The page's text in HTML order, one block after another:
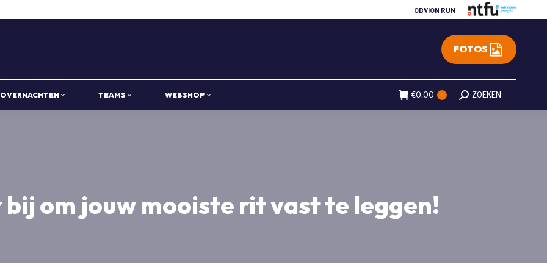
OBVION RUN
FOTOS
OVERNACHTEN TEAMS WEBSHOP €0.00 0 Search:
ZOEKEN
om jouw mooiste rit vast te leggen!